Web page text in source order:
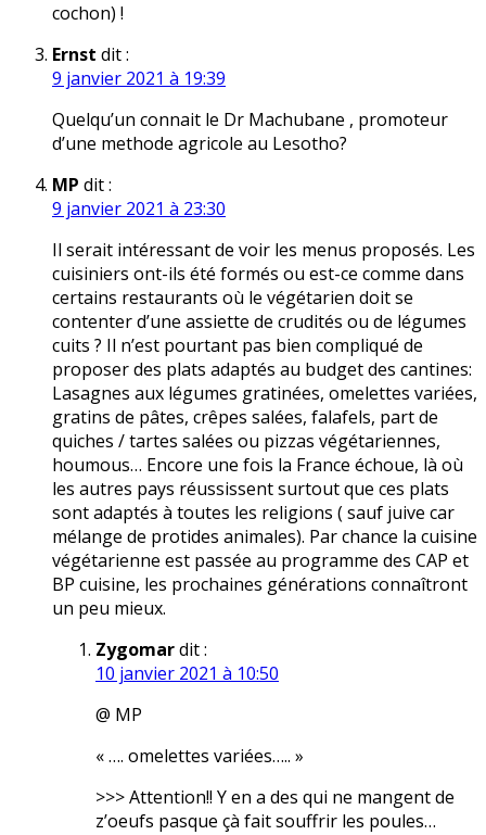
cochon) !
Ernst dit :
9 janvier 2021 à 19:39
Quelqu’un connait le Dr Machubane , promoteur
d’une methode agricole au Lesotho?
MP dit :
9 janvier 2021 à 23:30
Il serait intéressant de voir les menus proposés. Les
cuisiniers ont-ils été formés ou est-ce comme dans
certains restaurants où le végétarien doit se
contenter d’une assiette de crudités ou de légumes
cuits ? Il n’est pourtant pas bien compliqué de
proposer des plats adaptés au budget des cantines:
Lasagnes aux légumes gratinées, omelettes variées,
gratins de pâtes, crêpes salées, falafels, part de
quiches / tartes salées ou pizzas végétariennes,
houmous… Encore une fois la France échoue, là où
les autres pays réussissent surtout que ces plats
sont adaptés à toutes les religions ( sauf juive car
mélange de protides animales). Par chance la cuisine
végétarienne est passée au programme des CAP et
BP cuisine, les prochaines générations connaîtront
un peu mieux.
Zygomardit :
10 janvier 2021 à 10:50
@ MP
« …. omelettes variées….. »
>>> Attention!! Y en a des qui ne mangent de
z’oeufs pasque çà fait souffrir les poules…